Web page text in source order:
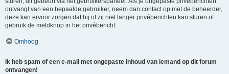
ontvangt van een bepaalde gebruiker, neem dan contact op met de beheerder,
deze kan ervoor zorgen dat hij of zij niet langer privéberichten kan sturen of
gebruik de meldknop in het privébericht.
Omhoog
Ik heb spam of een e-mail met ongepaste inhoud van iemand op dit forum
ontvangen!